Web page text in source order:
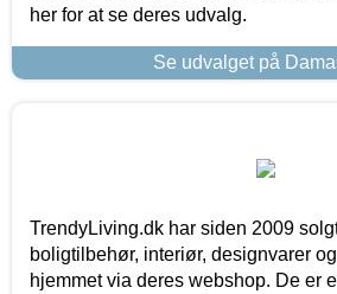
her for at se deres udvalg.
Se udvalget på
TrendyLiving.dk har siden 2009
boligtilbehør, interiør, designvarer
hjemmet via deres webshop. De er